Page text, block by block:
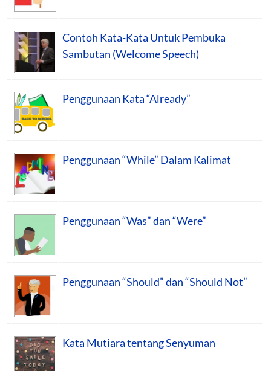
Contoh Kata-Kata Untuk Pembuka
Sambutan (Welcome Speech)
Penggunaan Kata “Already”
Penggunaan “While” Dalam Kalimat
Penggunaan “Was” dan “Were”
Penggunaan “Should” dan “Should Not”
Kata Mutiara tentang Senyuman